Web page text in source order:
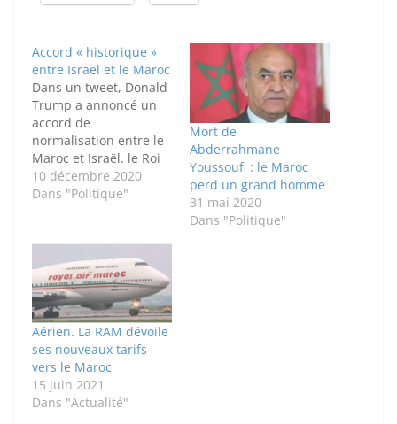
Accord « historique »
entre Israël et le Maroc
Dans un tweet, Donald
Trump a annoncé un
accord de
normalisation entre le
Maroc et Israël. le Roi
Mohamed VI et le
président Mahmoud
décembre suite à cette
annonce. Donald
Trump a annoncé un
accord de
normalisation entre le
Maroc et Israël. Un…
10 décembre 2020
Dans "Politique"
Mort de
Abderrahmane
Youssoufi : le Maroc
perd un grand homme
31 mai 2020
Dans "Politique"
Aérien. La RAM dévoile
ses nouveaux tarifs
vers le Maroc
15 juin 2021
Dans "Actualité"